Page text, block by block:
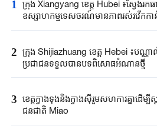
1 ក្រុង Xiangyang ខេត្ត Hubei ៖ស្វែងរកធា
ឧស្សាហកម្មទេសចរណ៍មានភាពរស់រវើកកាន់
2 ក្រុង Shijiazhuang ខេត្ត Hebei ៖បណ្ណ
ប្រជាជនទទួលបានបទពិសោធអំណានថ្មី
3 ខេត្តក្វាងទុងនិងក្វាងស៊ីរួមសហការគ្នាដើម្
ជនជាតិ Miao